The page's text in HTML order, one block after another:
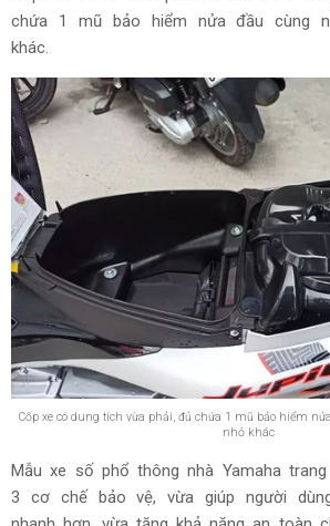
chứa 1 mũ bảo hiểm nửa đầu cùng
khác.
Cốp xe có dung tích vừa phải, đủ chứa 1 mũ bảo hiểm
nhỏ khác
Mẫu xe số phổ thông nhà Yamaha
3 cơ chế bảo vệ, vừa giúp người